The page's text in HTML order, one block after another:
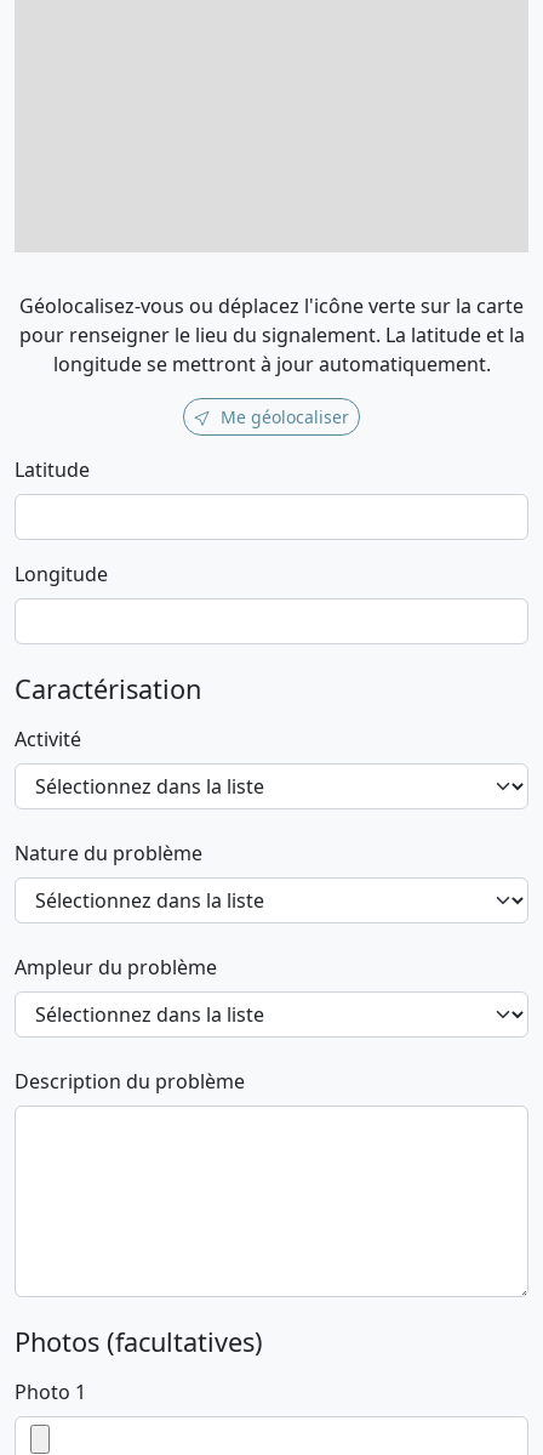
Géolocalisez-vous ou déplacez l'icône verte sur la carte
pour renseigner le lieu du signalement. La latitude et la
longitude se mettront à jour automatiquement.
Me géolocaliser
Latitude
Longitude
Caractérisation
Activité
Nature du problème
Ampleur du problème
Description du problème
Photos (facultatives)
Photo 1